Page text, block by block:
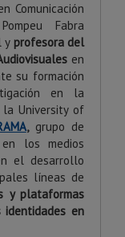
Comunicación
Fabra
y profesora del
en
su formación
en la
la University of
,grupo de
en los medios
el desarrollo
líneas de
y plataformas
en